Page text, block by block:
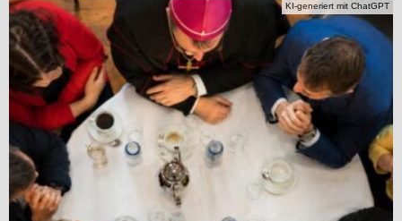
KI-generiert mit ChatGPT